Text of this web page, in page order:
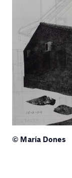
© María Dones